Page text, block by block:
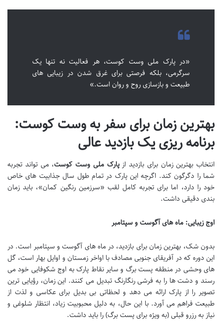
«در پارک ملی وست کوست، هر فعالیت نه تنها یک
سرگرمی، بلکه فرصتی برای غرق شدن در زیبایی های
طبیعت و بازسازی روح و روان است.»
بهترین زمان برای سفر به وست کوست:
برنامه ریزی یک بازدید عالی
انتخاب بهترین زمان برای بازدید ازپارک ملی وست کوست، می تواند تجربه
شما را دگرگون کند. اگرچه این پارک در تمام طول سال جذابیت های خاص
خود را دارد، اما برای تجربه کامل لقب «سرزمین رنگین کمان»، باید زمان
بندی دقیقی داشت.
اوج زیبایی: ماه های آگوست و سپتامبر
بدون شک، بهترین زمان برای بازدید، در ماه های آگوست و سپتامبر است. در
این دوره که در آفریقای جنوبی مصادف با اواخر زمستان و اوایل بهار است، گل
های وحشی در منطقه پست برگ و سایر نقاط پارک به اوج شکوفایی خود می
رسند و دشت ها را به فرشی رنگارنگ تبدیل می کنند. این زمان، رؤیایی ترین
تصویر را از پارک ارائه می دهد و لحظاتی بی بدیل برای عکاسی و لذت از
طبیعت فراهم می آورد. با این حال، به دلیل محبوبیت زیاد، انتظار شلوغی و
نیاز به رزرو قبلی (به ویژه برای پست برگ) را باید داشت.